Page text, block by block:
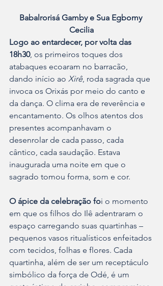
Babalrorisá Gamby e Sua Egbomy
Cecilia
Logo ao entardecer, por volta das
18h30, os primeiros toques dos
atabaques ecoaram no barracão,
dando início ao Xirê, roda sagrada que
invoca os Orixás por meio do canto e
da dança. O clima era de reverência e
encantamento. Os olhos atentos dos
presentes acompanhavam o
desenrolar de cada passo, cada
cântico, cada saudação. Estava
inaugurada uma noite em que o
sagrado tomou forma, som e cor.
O ápice da celebração foi o momento
em que os filhos do Ilê adentraram o
espaço carregando suas quartinhas –
pequenos vasos ritualísticos enfeitados
com tecidos, folhas e flores. Cada
quartinha, além de ser um receptáculo
simbólico da força de Odé, é um